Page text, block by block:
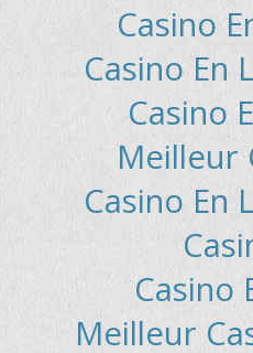
Casino
Casino En
Casino
Meilleur
Casino En
Casino
Meilleur